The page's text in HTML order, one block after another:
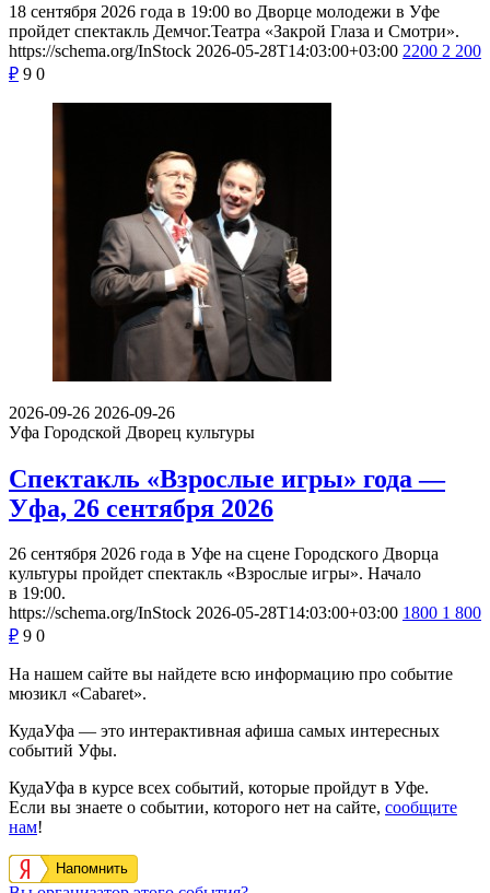
18 сентября 2026 года в 19:00 во Дворце молодежи в Уфе
пройдет спектакль Демчог.Театра «Закрой Глаза и Смотри».
https://schema.org/InStock 2026-05-28T14:03:00+03:00 2200 2 200
₽ 9 0
2026-09-26 2026-09-26
Уфа Городской Дворец культуры
Спектакль «Взрослые игры» года —
Уфа, 26 сентября 2026
26 сентября 2026 года в Уфе на сцене Городского Дворца
культуры пройдет спектакль «Взрослые игры». Начало
в 19:00.
https://schema.org/InStock 2026-05-28T14:03:00+03:00 1800 1 800
₽ 9 0
На нашем сайте вы найдете всю информацию про событие
мюзикл «Cabaret».
КудаУфа — это интерактивная афиша самых интересных
событий Уфы.
КудаУфа в курсе всех событий, которые пройдут в Уфе.
Если вы знаете о событии, которого нет на сайте, сообщите
нам!
Напомнить